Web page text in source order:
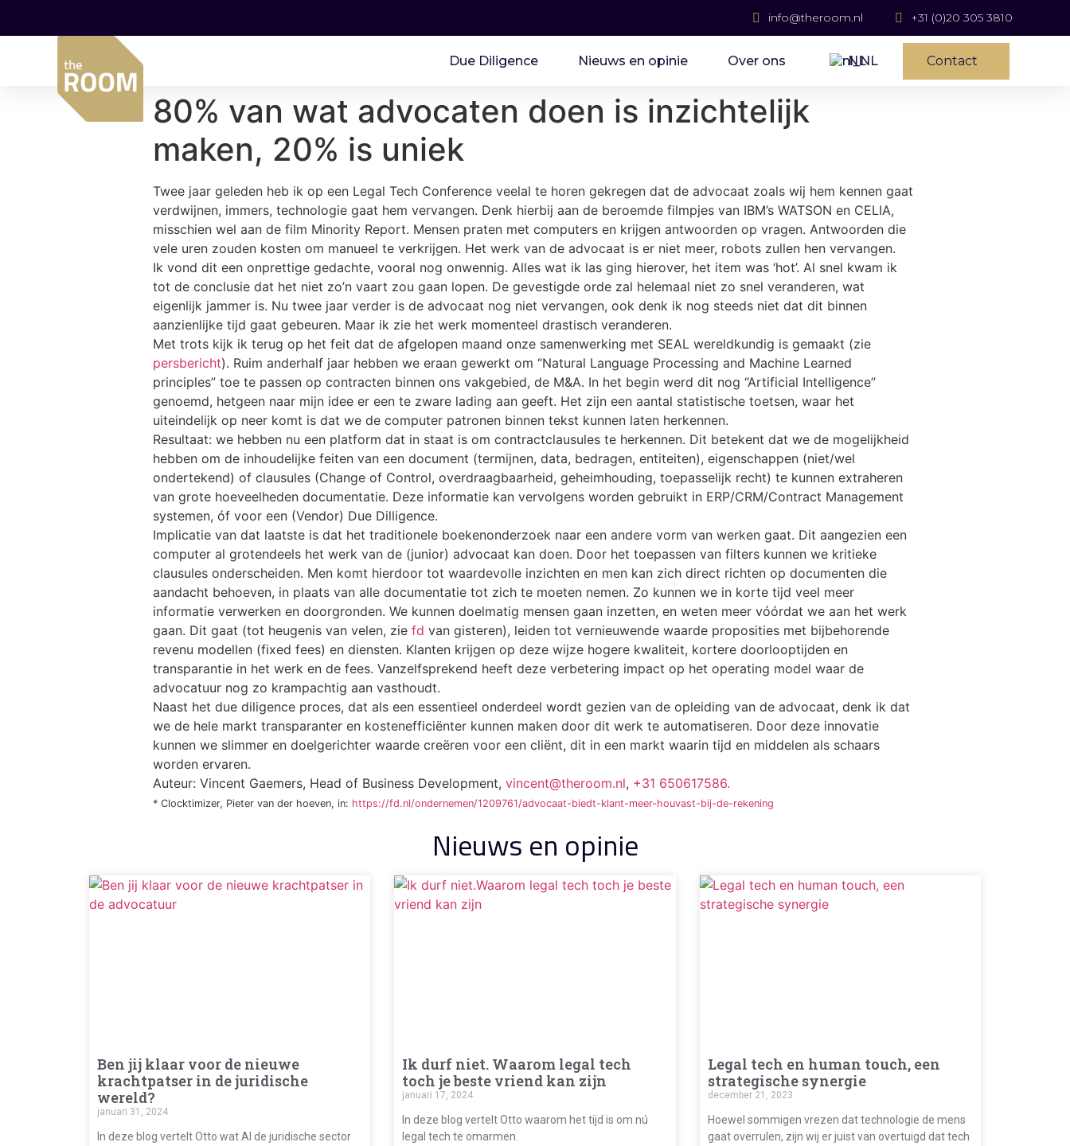
info@theroom.nl +31 (0)20 305 3810
Due Diligence Nieuws en opinie Over ons NL Contact
80% van wat advocaten doen is inzichtelijk
maken, 20% is uniek
Twee jaar geleden heb ik op een Legal Tech Conference veelal te horen gekregen dat de advocaat zoals wij hem kennen gaat
verdwijnen, immers, technologie gaat hem vervangen. Denk hierbij aan de beroemde filmpjes van IBM’s WATSON en CELIA,
misschien wel aan de film Minority Report. Mensen praten met computers en krijgen antwoorden op vragen. Antwoorden die
vele uren zouden kosten om manueel te verkrijgen. Het werk van de advocaat is er niet meer, robots zullen hen vervangen.
Ik vond dit een onprettige gedachte, vooral nog onwennig. Alles wat ik las ging hierover, het item was ‘hot’. Al snel kwam ik
tot de conclusie dat het niet zo’n vaart zou gaan lopen. De gevestigde orde zal helemaal niet zo snel veranderen, wat
eigenlijk jammer is. Nu twee jaar verder is de advocaat nog niet vervangen, ook denk ik nog steeds niet dat dit binnen
aanzienlijke tijd gaat gebeuren. Maar ik zie het werk momenteel drastisch veranderen.
Met trots kijk ik terug op het feit dat de afgelopen maand onze samenwerking met SEAL wereldkundig is gemaakt (zie
persbericht). Ruim anderhalf jaar hebben we eraan gewerkt om “Natural Language Processing and Machine Learned
principles” toe te passen op contracten binnen ons vakgebied, de M&A. In het begin werd dit nog “Artificial Intelligence”
genoemd, hetgeen naar mijn idee er een te zware lading aan geeft. Het zijn een aantal statistische toetsen, waar het
uiteindelijk op neer komt is dat we de computer patronen binnen tekst kunnen laten herkennen.
Resultaat: we hebben nu een platform dat in staat is om contractclausules te herkennen. Dit betekent dat we de mogelijkheid
hebben om de inhoudelijke feiten van een document (termijnen, data, bedragen, entiteiten), eigenschappen (niet/wel
ondertekend) of clausules (Change of Control, overdraagbaarheid, geheimhouding, toepasselijk recht) te kunnen extraheren
van grote hoeveelheden documentatie. Deze informatie kan vervolgens worden gebruikt in ERP/CRM/Contract Management
systemen, óf voor een (Vendor) Due Dilligence.
Implicatie van dat laatste is dat het traditionele boekenonderzoek naar een andere vorm van werken gaat. Dit aangezien een
computer al grotendeels het werk van de (junior) advocaat kan doen. Door het toepassen van filters kunnen we kritieke
clausules onderscheiden. Men komt hierdoor tot waardevolle inzichten en men kan zich direct richten op documenten die
aandacht behoeven, in plaats van alle documentatie tot zich te moeten nemen. Zo kunnen we in korte tijd veel meer
informatie verwerken en doorgronden. We kunnen doelmatig mensen gaan inzetten, en weten meer vóórdat we aan het werk
gaan. Dit gaat (tot heugenis van velen, zie fd van gisteren), leiden tot vernieuwende waarde proposities met bijbehorende
revenu modellen (fixed fees) en diensten. Klanten krijgen op deze wijze hogere kwaliteit, kortere doorlooptijden en
transparantie in het werk en de fees. Vanzelfsprekend heeft deze verbetering impact op het operating model waar de
advocatuur nog zo krampachtig aan vasthoudt.
Naast het due diligence proces, dat als een essentieel onderdeel wordt gezien van de opleiding van de advocaat, denk ik dat
we de hele markt transparanter en kostenefficiënter kunnen maken door dit werk te automatiseren. Door deze innovatie
kunnen we slimmer en doelgerichter waarde creëren voor een cliënt, dit in een markt waarin tijd en middelen als schaars
worden ervaren.
Auteur: Vincent Gaemers, Head of Business Development, vincent@theroom.nl, +31 650617586.
* Clocktimizer, Pieter van der hoeven, in: https://fd.nl/ondernemen/1209761/advocaat-biedt-klant-meer-houvast-bij-de-rekening
Nieuws en opinie
Ben jij klaar voor de nieuwe
krachtpatser in de juridische
wereld?
januari 31, 2024
In deze blog vertelt Otto wat AI de juridische sector
Ik durf niet. Waarom legal tech
toch je beste vriend kan zijn
januari 17, 2024
In deze blog vertelt Otto waarom het tijd is om nú
legal tech te omarmen.
Legal tech en human touch, een
strategische synergie
december 21, 2023
Hoewel sommigen vrezen dat technologie de mens
gaat overrulen, zijn wij er juist van overtuigd dat tech